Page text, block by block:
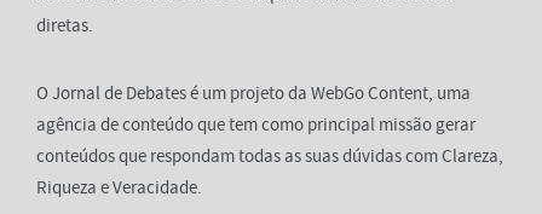
diretas.
O Jornal de Debates é um projeto da WebGo Content, uma
agência de conteúdo que tem como principal missão gerar
conteúdos que respondam todas as suas dúvidas com Clareza,
Riqueza e Veracidade.